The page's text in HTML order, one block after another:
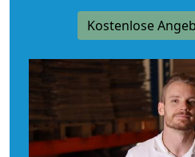
Kostenlose